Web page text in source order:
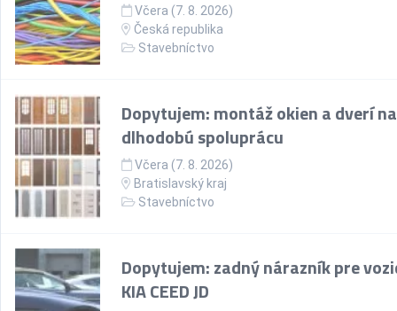
Včera (7. 8. 2026)
Česká republika
Stavebníctvo
Dopytujem: montáž okien a dverí na
dlhodobú spoluprácu
Včera (7. 8. 2026)
Bratislavský kraj
Stavebníctvo
Dopytujem: zadný nárazník pre
KIA CEED JD